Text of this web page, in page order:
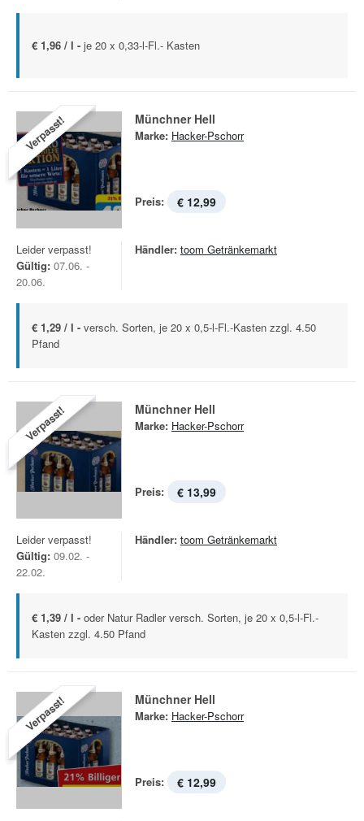
€ 1,96 / l - je 20 x 0,33-l-Fl.- Kasten
Verpasst! Münchner Hell
Marke: Hacker-Pschorr
Preis: € 12,99
Leider verpasst!
Gültig: 07.06. -
20.06.
Händler: toom Getränkemarkt
€ 1,29 / l - versch. Sorten, je 20 x 0,5-l-Fl.-Kasten zzgl. 4.50
Pfand
Verpasst! Münchner Hell
Marke: Hacker-Pschorr
Preis: € 13,99
Leider verpasst!
Gültig: 09.02. -
22.02.
Händler: toom Getränkemarkt
€ 1,39 / l - oder Natur Radler versch. Sorten, je 20 x 0,5-l-Fl.-
Kasten zzgl. 4.50 Pfand
Verpasst! Münchner Hell
Marke: Hacker-Pschorr
Preis: € 12,99